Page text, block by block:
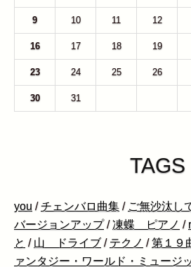
9 10 11 12
16 17 18 19
23 24 25 26
30 31
TAGS
you /チェンバロ曲集 / ご無沙汰し
バージョンアップ /凍蝶 ピアノ /
と / 山 ドライブ / テクノ /第１
ァンタジー・ワールド・ミュージ